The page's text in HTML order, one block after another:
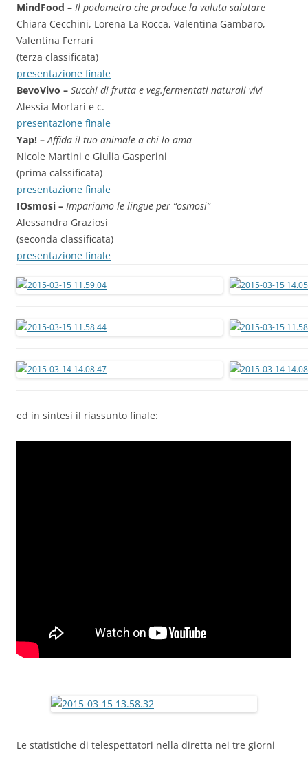
MindFood – Il podometro che produce la valuta salutare
Chiara Cecchini, Lorena La Rocca, Valentina Gambaro,
Valentina Ferrari
(terza classificata)
presentazione finale
BevoVivo – Succhi di frutta e veg.fermentati naturali vivi
Alessia Mortari e c.
presentazione finale
Yap! –Affida il tuo animale a chi lo ama
Nicole Martini e Giulia Gasperini
(prima calssificata)
presentazione finale
IOsmosi – Impariamo le lingue per “osmosi”
Alessandra Graziosi
(seconda classificata)
presentazione finale
ed in sintesi il riassunto finale:
Le statistiche di telespettatori nella diretta nei tre giorni